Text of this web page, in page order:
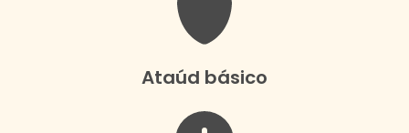
Ataúd básico